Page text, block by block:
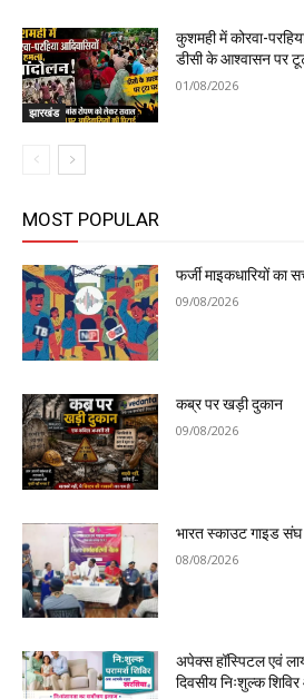
झारखंड
कुशमही में कोरवा-
डीसी के आश्वासन पर
01/08/2026
MOST POPULAR
फर्जी माइकधारियों का
09/08/2026
कब्र पर खड़ी दुकान
09/08/2026
भारत स्काउट गाइड संघ
08/08/2026
अपेक्स हॉस्पिटल एवं
दिवसीय निःशुल्क